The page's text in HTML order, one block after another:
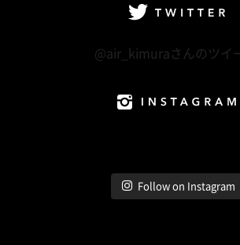
@air_kimuraさんのツイ
Follow on Instagram